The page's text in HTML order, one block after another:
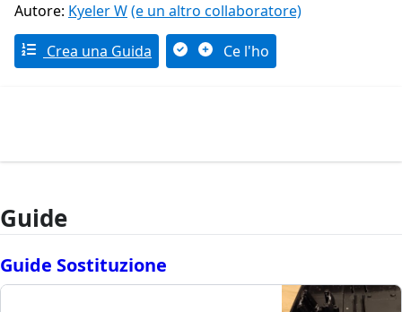
Autore: Kyeler W(e un altro collaboratore)
Crea una Guida Ce l'ho
Guide
Guide Sostituzione